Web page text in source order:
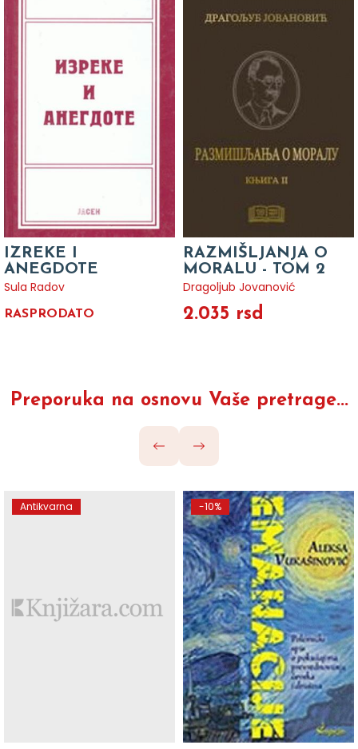
IZREKE I
ANEGDOTE
Sula Radov
RASPRODATO
RAZMIŠLJANJA O
MORALU - TOM 2
Dragoljub Jovanović
2.035 rsd
Preporuka na osnovu Vaše pretrage...
Antikvarna -10%